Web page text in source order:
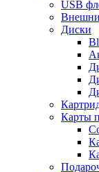
USB
Диски
Карты